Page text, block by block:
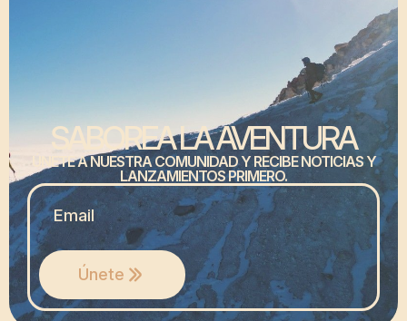
SABOREA LA AVENTURA
ÚNETE A NUESTRA COMUNIDAD Y RECIBE NOTICIAS Y
LANZAMIENTOS PRIMERO.
MAIL
*
Únete